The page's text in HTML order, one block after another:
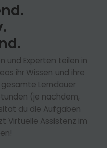
und Experten teilen in
ihr Wissen und ihre
Lerndauer
(je nachdem,
du die Aufgaben
Virtuelle Assistenz im